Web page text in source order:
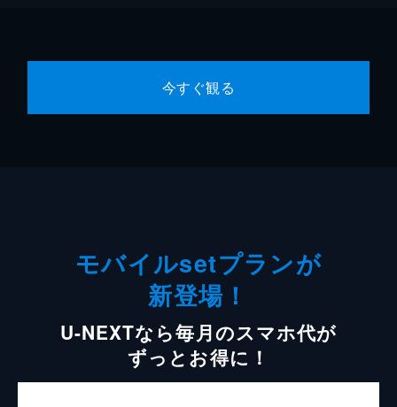
今すぐ観る
モバイルsetプランが
新登場！
U-NEXTなら毎月のスマホ代が
ずっとお得に！